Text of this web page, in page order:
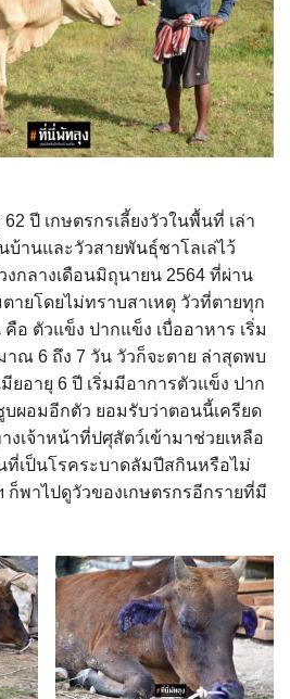
ปี เกษตรกรเลี้ยงวัวในพื้นที่ เล่า
บ้านและวัวสายพันธุ์ชาโลเล่ไว้
งกลางเดือนมิถุนายน 2564 ที่ผ่าน
ายโดยไม่ทราบสาเหตุ วัวที่ตายทุก
อ ตัวแข็ง ปากแข็ง เบื่ออาหาร เริ่ม
ณ 6 ถึง 7 วัน วัวก็จะตาย ล่าสุดพบ
ยอายุ 6 ปี เริ่มมีอาการตัวแข็ง ปาก
บผอมอีกตัว ยอมรับว่าตอนนี้เครียด
งเจ้าหน้าที่ปศุสัตว์เข้ามาช่วยเหลือ
ที่เป็นโรคระบาดลัมปีสกินหรือไม่
พาไปดูวัวของเกษตรกรอีกรายที่มี